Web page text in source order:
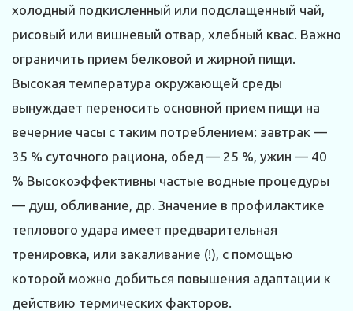
холодный подкисленный или подслащенный чай,
рисовый или вишневый отвар, хлебный квас. Важно
ограничить прием белковой и жирной пищи.
Высокая температура окружающей среды
вынуждает переносить основной прием пищи на
вечерние часы с таким потреблением: завтрак —
35 % суточного рациона, обед — 25 %, ужин — 40
% Высокоэффективны частые водные процедуры
— душ, обливание, др. Значение в профилактике
теплового удара имеет предварительная
тренировка, или закаливание (!), с помощью
которой можно добиться повышения адаптации к
действию термических факторов.